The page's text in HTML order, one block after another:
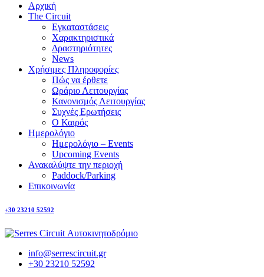
Αρχική
The Circuit
Εγκαταστάσεις
Χαρακτηριστικά
Δραστηριότητες
News
Χρήσιμες Πληροφορίες
Πώς να έρθετε
Ωράριο Λειτουργίας
Κανονισμός Λειτουργίας
Συχνές Ερωτήσεις
Ο Καιρός
Ημερολόγιο
Ημερολόγιο – Events
Upcoming Events
Ανακαλύψτε την περιοχή
Paddock/Parking
Επικοινωνία
+30 23210 52592
info@serrescircuit.gr
+30 23210 52592